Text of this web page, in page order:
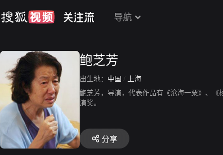
导航
鲍芝芳
出生地： 中国 /
上海
鲍芝芳，导演，代表作品有《沧海一粟》、《
演奖。
分享